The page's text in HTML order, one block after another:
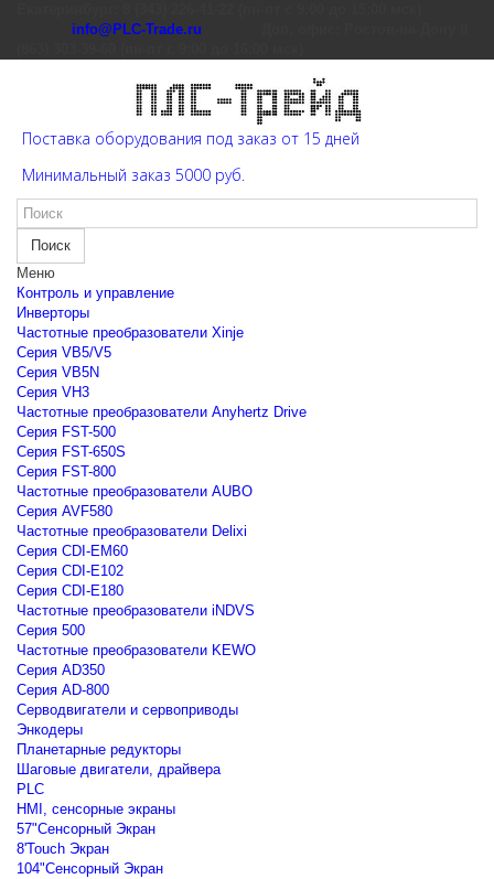
info@PLC-Trade.ru
Поставка оборудования под заказ от 15 дней
Минимальный заказ 5000 руб.
Поиск
Меню
Контроль и управление
Инверторы
Частотные преобразователи Xinje
Cерия VB5/V5
Cерия VB5N
Cерия VH3
Частотные преобразователи Anyhertz Drive
Серия FST-500
Серия FST-650S
Серия FST-800
Частотные преобразователи AUBO
Серия AVF580
Частотные преобразователи Delixi
Серия CDI-EM60
Серия CDI-E102
Серия CDI-E180
Частотные преобразователи iNDVS
Серия 500
Частотные преобразователи KEWO
Серия AD350
Серия AD-800
Серводвигатели и сервоприводы
Энкодеры
Планетарные редукторы
Шаговые двигатели, драйвера
PLC
HMI, сенсорные экраны
57"Сенсорный Экран
8'Touch Экран
104"Сенсорный Экран